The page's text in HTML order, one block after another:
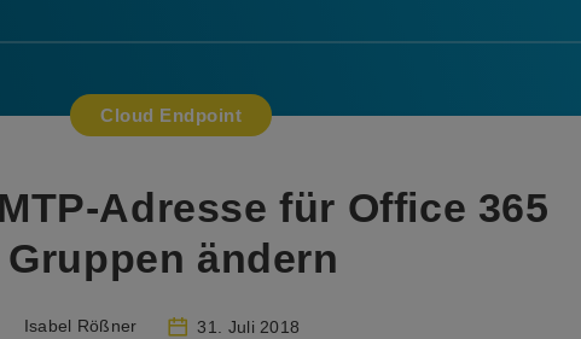
Cloud Endpoint
Adresse für Office 365
Gruppen ändern
Isabel Rößner 31. Juli 2018